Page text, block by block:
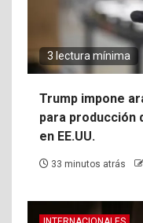
3 lectura mínima
Trump impone
para producción
en EE.UU.
33 minutos atrás